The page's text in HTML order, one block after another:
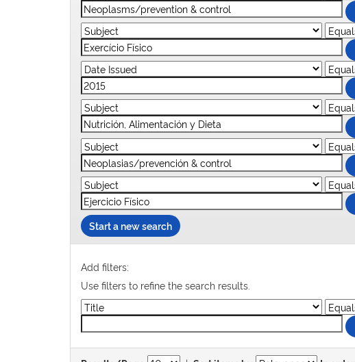
Start a new search
Add filters:
Use filters to refine the search results.